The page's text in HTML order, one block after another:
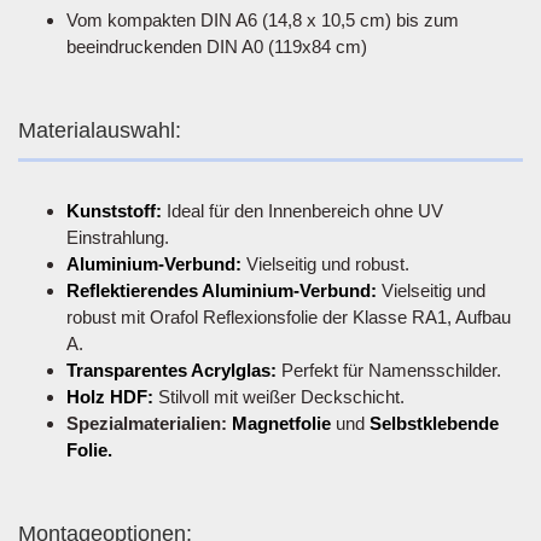
Vom kompakten DIN A6 (14,8 x 10,5 cm) bis zum
beeindruckenden DIN A0 (119x84 cm)
Materialauswahl:
Kunststoff: Ideal für den Innenbereich ohne UV
Einstrahlung.
Aluminium-Verbund: Vielseitig und robust.
Reflektierendes Aluminium-Verbund: Vielseitig und
robust mit Orafol Reflexionsfolie der Klasse RA1, Aufbau
A.
Transparentes Acrylglas: Perfekt für Namensschilder.
Holz HDF: Stilvoll mit weißer Deckschicht.
Spezialmaterialien: Magnetfolie und Selbstklebende
Folie.
Montageoptionen: